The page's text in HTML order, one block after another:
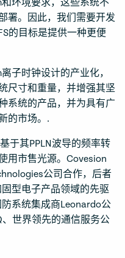
环境要求，这些系统不
署。因此，我们需要开发
的目标是提供一种更便
子时钟设计的产业化，
尺寸和重量，并增强其坚
系统的产品，并为具有广
的市场。.
于其PPLN波导的频率转
用市售光源。Covesion
公司合作，后者
型电子产品领域的先驱
系统集成商Leonardo公
世界领先的通信服务公